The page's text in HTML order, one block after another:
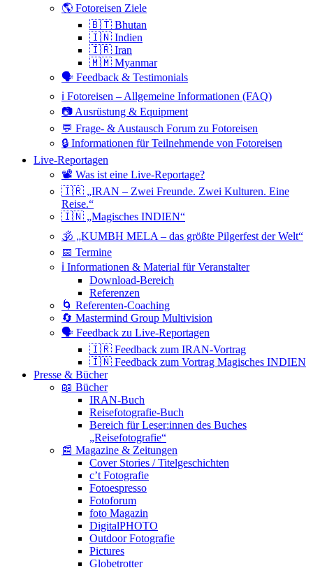
🌎 Fotoreisen Ziele
🇧🇹 Bhutan
🇮🇳 Indien
🇮🇷 Iran
🇲🇲 Myanmar
🗣 Feedback & Testimonials
ℹ️ Fotoreisen – Allgemeine Informationen (FAQ)
📷 Ausrüstung & Equipment
💬 Frage- & Austausch Forum zu Fotoreisen
🔒 Informationen für Teilnehmende von Fotoreisen
Live-Reportagen
📽 Was ist eine Live-Reportage?
🇮🇷 „IRAN – Zwei Freunde. Zwei Kulturen. Eine
Reise.“
🇮🇳 „Magisches INDIEN“
🕉 „KUMBH MELA – das größte Pilgerfest der Welt“
📅 Termine
ℹ️ Informationen & Material für Veranstalter
Download-Bereich
Referenzen
🌀 Referenten-Coaching
🔄 Mastermind Group Multivision
🗣 Feedback zu Live-Reportagen
🇮🇷 Feedback zum IRAN-Vortrag
🇮🇳 Feedback zum Vortrag Magisches INDIEN
Presse & Bücher
📖 Bücher
IRAN-Buch
Reisefotografie-Buch
Bereich für Leser:innen des Buches
„Reisefotografie“
📰 Magazine & Zeitungen
Cover Stories / Titelgeschichten
c’t Fotografie
Fotoespresso
Fotoforum
foto Magazin
DigitalPHOTO
Outdoor Fotografie
Pictures
Globetrotter